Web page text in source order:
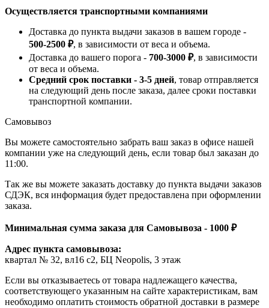
Осуществляется транспортными компаниями
Доставка до пункта выдачи заказов в вашем городе -
500-2500 ₽, в зависимости от веса и объема.
Доставка до вашего порога - 700-3000 ₽, в зависимости
от веса и объема.
Средний срок поставки - 3-5 дней, товар отправляется
на следующий день после заказа, далее сроки поставки
транспортной компании.
Самовывоз
Вы можете самостоятельно забрать ваш заказ в офисе нашей
компании уже на следующий день, если товар был заказан до
11:00.
Так же вы можете заказать доставку до пункта выдачи заказов
СДЭК, вся информация будет предоставлена при оформлении
заказа.
Минимальная сумма заказа для Самовывоза - 1000 ₽
Адрес пункта самовывоза:
квартал № 32, вл16 с2, БЦ Neopolis, 3 этаж
Если вы отказываетесь от товара надлежащего качества,
соответствующего указанным на сайте характеристикам, вам
необходимо оплатить стоимость обратной доставки в размере